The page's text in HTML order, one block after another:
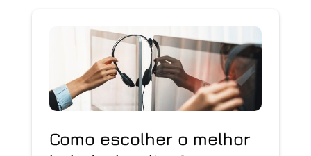
Como escolher o melhor